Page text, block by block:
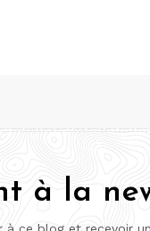
à la
à ce blog et recevoir